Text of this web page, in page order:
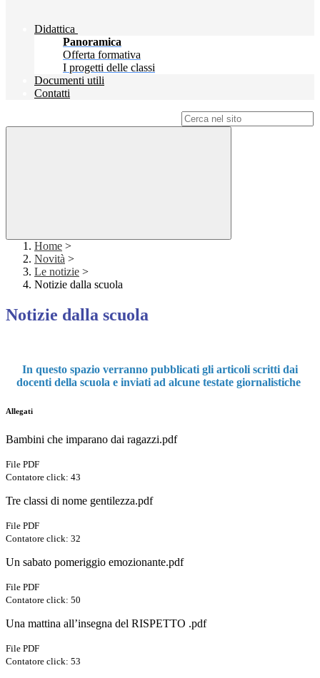
Didattica
Panoramica
Offerta formativa
I progetti delle classi
Documenti utili
Contatti
Home >
Novità >
Le notizie >
Notizie dalla scuola
Notizie dalla scuola
In questo spazio verranno pubblicati gli articoli scritti dai
docenti della scuola e inviati ad alcune testate giornalistiche
Allegati
Bambini che imparano dai ragazzi.pdf
File PDF
Contatore click: 43
Tre classi di nome gentilezza.pdf
File PDF
Contatore click: 32
Un sabato pomeriggio emozionante.pdf
File PDF
Contatore click: 50
Una mattina all’insegna del RISPETTO .pdf
File PDF
Contatore click: 53